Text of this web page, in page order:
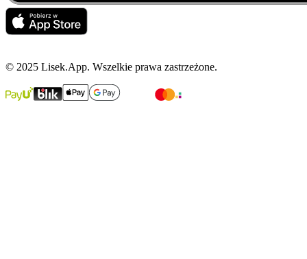
© 2025 Lisek.App. Wszelkie prawa zastrzeżone.